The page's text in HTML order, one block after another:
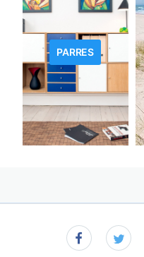
PARRES